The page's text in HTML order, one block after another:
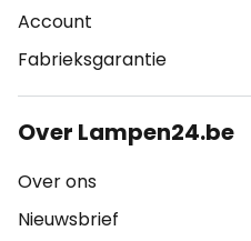
Account
Fabrieksgarantie
Over Lampen24.be
Over ons
Nieuwsbrief